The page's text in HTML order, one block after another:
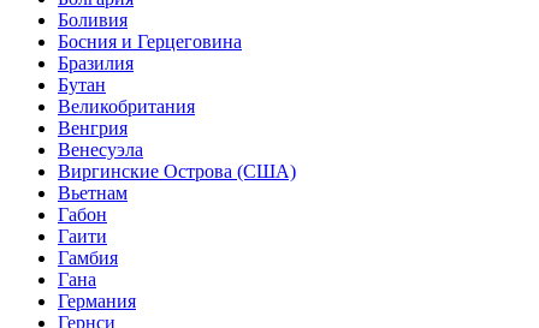
Боливия
Босния и Герцеговина
Бразилия
Бутан
Великобритания
Венгрия
Венесуэла
Виргинские Острова (США)
Вьетнам
Габон
Гаити
Гамбия
Гана
Германия
Гернси